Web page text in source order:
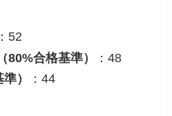
：52
80%合格基準）
：48
）
：44